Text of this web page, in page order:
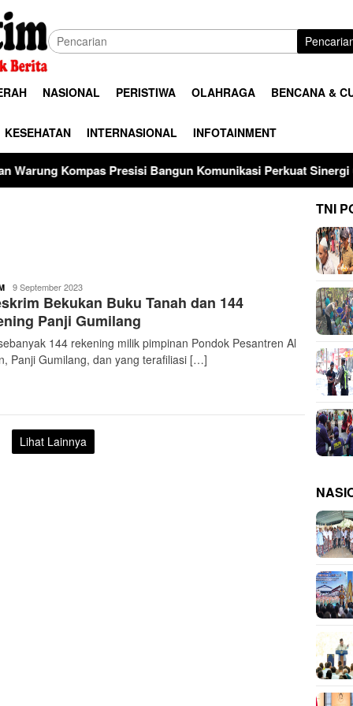
NASIONAL PERISTIWA OLAHRAGA BENCANA &
KESEHATAN INTERNASIONAL INFOTAINMENT
Presisi Bangun Komunikasi Perkuat Sinergi untuk
buserjatim
9 September 2023
Bekukan Buku Tanah dan 144
Panji Gumilang
144 rekening milik pimpinan Pondok Pesantren Al
Panji Gumilang, dan yang terafiliasi […]
Lihat Lainnya
TNI